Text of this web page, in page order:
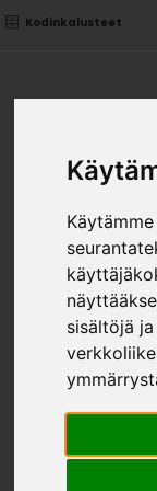
sisältöjä
Kodinkalusteet